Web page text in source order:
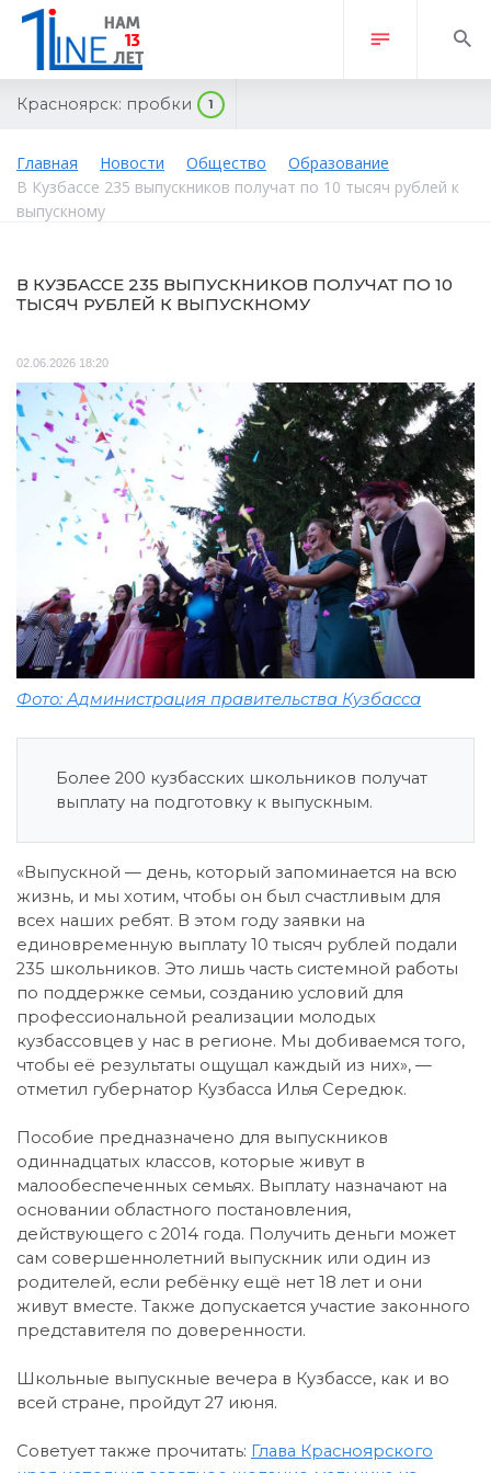
Красноярск: пробки 1
Главная Новости Общество
Образование
В Кузбассе 235 выпускников получат по 10 тысяч рублей к
выпускному
В КУЗБАССЕ 235 ВЫПУСКНИКОВ ПОЛУЧАТ ПО 10
ТЫСЯЧ РУБЛЕЙ К ВЫПУСКНОМУ
02.06.2026 18:20
Фото: Администрация правительства Кузбасса
Более 200 кузбасских школьников получат
выплату на подготовку к выпускным.
«Выпускной — день, который запоминается на всю
жизнь, и мы хотим, чтобы он был счастливым для
всех наших ребят. В этом году заявки на
единовременную выплату 10 тысяч рублей подали
235 школьников. Это лишь часть системной работы
по поддержке семьи, созданию условий для
профессиональной реализации молодых
кузбассовцев у нас в регионе. Мы добиваемся того,
чтобы её результаты ощущал каждый из них», —
отметил губернатор Кузбасса Илья Середюк.
Пособие предназначено для выпускников
одиннадцатых классов, которые живут в
малообеспеченных семьях. Выплату назначают на
основании областного постановления,
действующего с 2014 года. Получить деньги может
сам совершеннолетний выпускник или один из
родителей, если ребёнку ещё нет 18 лет и они
живут вместе. Также допускается участие законного
представителя по доверенности.
Школьные выпускные вечера в Кузбассе, как и во
всей стране, пройдут 27 июня.
Советует также прочитать: Глава Красноярского